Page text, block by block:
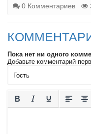
0 Комментариев
Пока нет ни одного
Добавьте комментарий